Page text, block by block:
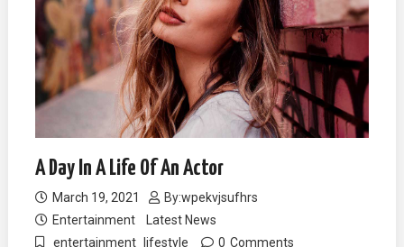
A Day In A Life Of An Actor
March 19, 2021 By:wpekvjsufhrs
Entertainment
Latest News
entertainment
lifestyle 0 Comments